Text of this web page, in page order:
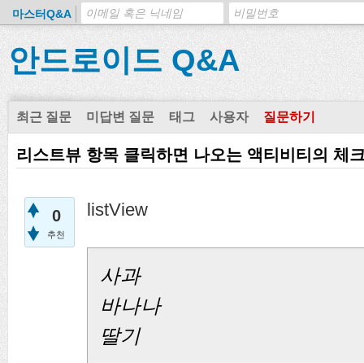
마스터Q&A
안드로이드 Q&A
최근 질문 미답변 질문 태그 사용자 질문하기
리스트뷰 항목 클릭하면 나오는 액티비티의 체
0
추천
listView
사과
바나나
딸기